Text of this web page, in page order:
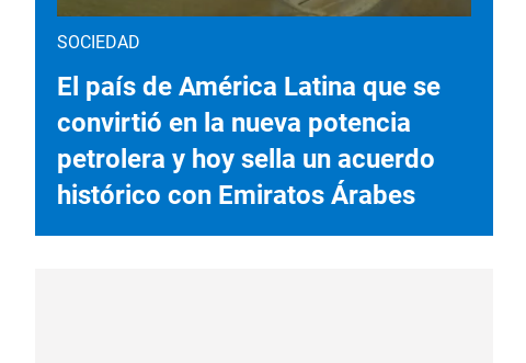
SOCIEDAD
El país de América Latina que se
convirtió en la nueva potencia
petrolera y hoy sella un acuerdo
histórico con Emiratos Árabes